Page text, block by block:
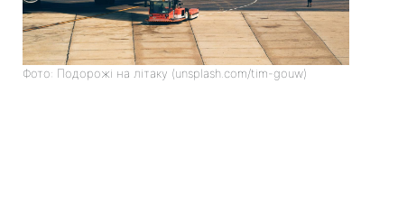
Фото: Подорожі на літаку (unsplash.com/tim-gouw)